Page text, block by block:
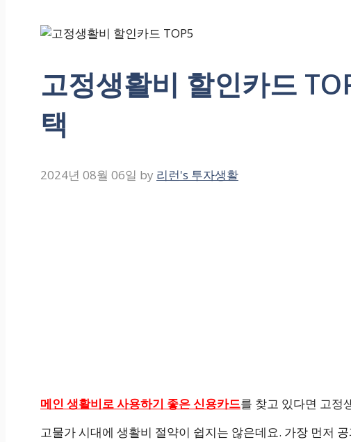
고정생활비 할인카드
택
2024년 08월 06일 by 리런's 투자생활
메인 생활비로 사용하기 좋은 신용카드를 찾고 있다면 고정
고물가 시대에 생활비 절약이 쉽지는 않은데요. 가장 먼저